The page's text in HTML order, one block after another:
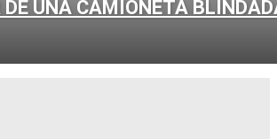
DE UNA CAMIONETA